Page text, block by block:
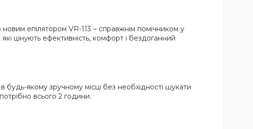
епілятором VR-113 – справжнім помічником у
цінують ефективність, комфорт і бездоганний
якому зручному місці без необхідності шукати
всього 2 години.